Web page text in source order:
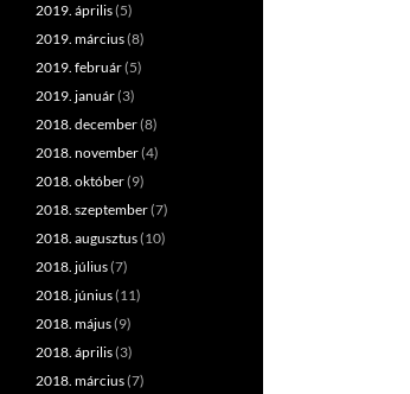
2019. április(5)
2019. március(8)
2019. február(5)
2019. január(3)
2018. december(8)
2018. november(4)
2018. október(9)
2018. szeptember(7)
2018. augusztus(10)
2018. július(7)
2018. június(11)
2018. május(9)
2018. április(3)
2018. március(7)